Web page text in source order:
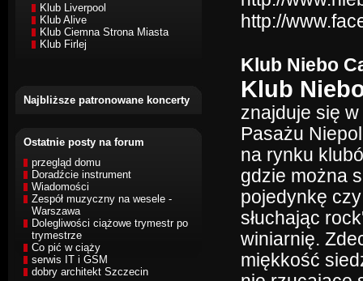
Klub Liverpool
Klub Alive
Klub Ciemna Strona Miasta
Klub Firlej
Najbliższe patronowane koncerty
Ostatnie posty na forum
przegląd domu
Doradźcie instrument
Wiadomości
Zespół muzyczny na wesele -
Warszawa
Dolegliwości ciążowe trymestr po
trymestrze
Co pić w ciąży
serwis IT i GSM
dobry architekt Szczecin
http://
Klub Niebo
Klub
znajduje się
Pasażu
na rynku
gdzie można
pojedynkę
słuchając
winiarnię.
miękkość